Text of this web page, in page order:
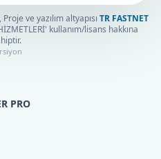
PRO
ve yazılım altyapısı TR FASTNET
kullanım/lisans hakkına